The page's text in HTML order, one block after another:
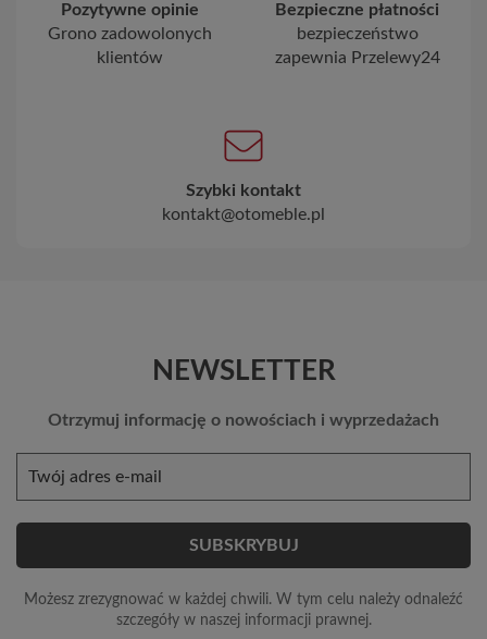
Pozytywne opinie
Grono zadowolonych
klientów
Bezpieczne płatności
bezpieczeństwo
zapewnia Przelewy24
Szybki kontakt
kontakt@otomeble.pl
NEWSLETTER
Otrzymuj informację o nowościach i wyprzedażach
Możesz zrezygnować w każdej chwili. W tym celu należy odnaleźć
szczegóły w naszej informacji prawnej.